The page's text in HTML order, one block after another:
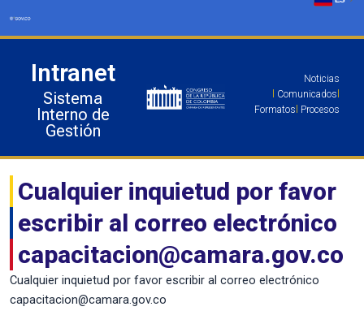
Intranet
Sistema
Interno de
Gestión
Noticias
Comunicados
Formatos Procesos
Cualquier inquietud por favor
escribir al correo electrónico
capacitacion@camara.gov.co
Cualquier inquietud por favor escribir al correo electrónico
capacitacion@camara.gov.co